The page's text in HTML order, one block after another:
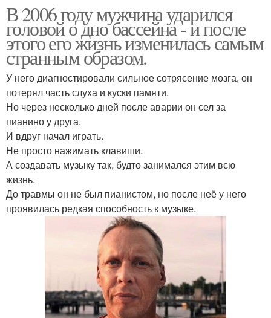
В 2006 году мужчина ударился
головой о дно бассейна - и после
этого его жизнь изменилась самым
странным образом.
У него диагностировали сильное сотрясение мозга, он
потерял часть слуха и куски памяти.
Но через несколько дней после аварии он сел за
пианино у друга.
И вдруг начал играть.
Не просто нажимать клавиши.
А создавать музыку так, будто занимался этим всю
жизнь.
До травмы он не был пианистом, но после неё у него
проявилась редкая способность к музыке.